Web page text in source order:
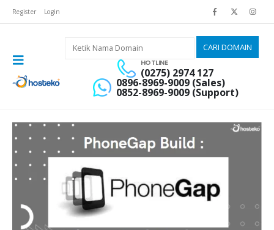
Register Login
HOTLINE
(0275) 2974 127
0896-8969-9009 (Sales)
0852-8969-9009 (Support)